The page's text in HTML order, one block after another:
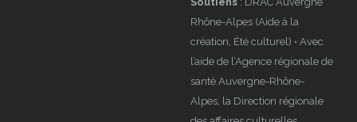
Rhône-Alpes (Aide à la
création, Été culturel) • Avec
l’aide de l’Agence régionale de
santé Auvergne-Rhône-
Alpes, la Direction régionale